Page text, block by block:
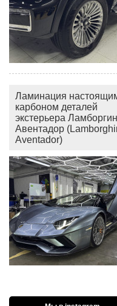
Ламинация
карбоном деталей
экстерьера
Авентадор
Aventador)